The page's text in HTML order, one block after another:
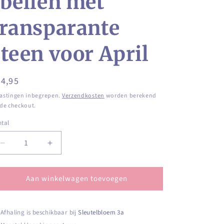
voor April
inbegrepen. Verzendkosten worden berekend
checkout.
Aantal
verlagen
voor
Zilverkleurige
geboortesteenoorbellen
transparante
steen
Aantal
verhogen
voor
Zilverkleurige
geboortesteenoorbellen
transparante
steen
Aan winkelwagen toevoegen
Afhaling is beschikbaar bijSleutelbloem 3a